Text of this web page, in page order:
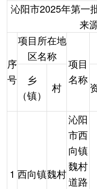
沁阳市2025年第一
来
序
号
项目所在地
区名称
项目
名称
乡
（镇）
村
1 西向镇魏村
沁阳
市西
向镇
魏村
道路